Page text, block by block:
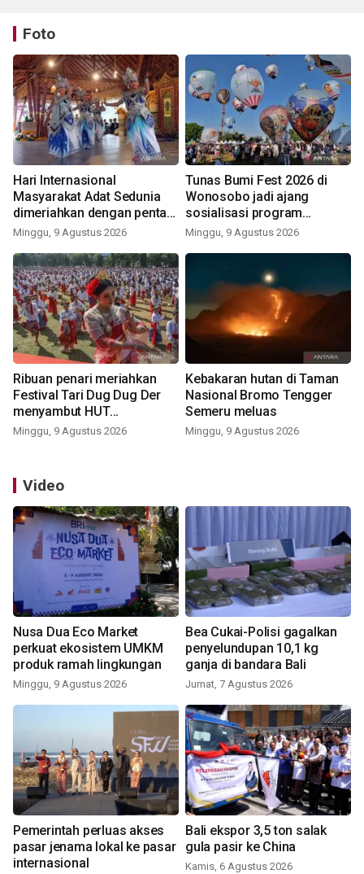
Foto
Hari Internasional
Masyarakat Adat Sedunia
dimeriahkan dengan pentas
seni budaya Bali
Minggu, 9 Agustus 2026
Tunas Bumi Fest 2026 di
Wonosobo jadi ajang
sosialisasi program
pemerintah lewat balon
Minggu, 9 Agustus 2026
Ribuan penari meriahkan
Festival Tari Dug Dug Der
menyambut HUT
Kemerdekaan
Minggu, 9 Agustus 2026
Kebakaran hutan di Taman
Nasional Bromo Tengger
Semeru meluas
Minggu, 9 Agustus 2026
Video
Nusa Dua Eco Market
perkuat ekosistem UMKM
produk ramah lingkungan
Minggu, 9 Agustus 2026
Bea Cukai-Polisi gagalkan
penyelundupan 10,1 kg
ganja di bandara Bali
Jumat, 7 Agustus 2026
Pemerintah perluas akses
pasar jenama lokal ke pasar
internasional
Bali ekspor 3,5 ton salak
gula pasir ke China
Kamis, 6 Agustus 2026